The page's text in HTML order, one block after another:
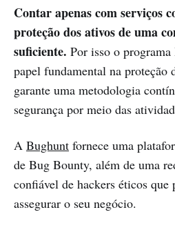
Contar apenas com serviços
proteção dos ativos de uma
suficiente. Por isso o
papel fundamental na proteção
garante uma metodologia
segurança por meio das
A Bughunt fornece uma
de Bug Bounty, além de uma
confiável de hackers éticos que
assegurar o seu negócio.